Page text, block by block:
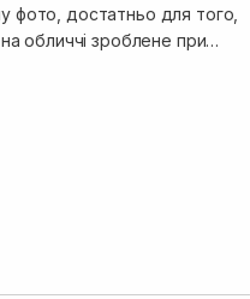
фото, достатньо для того,
обличчі зроблене при